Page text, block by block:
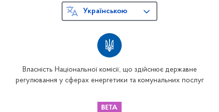
Власність Національної комісії, що здійснює державне
регулювання у сферах енергетики та комунальних послуг
Українською